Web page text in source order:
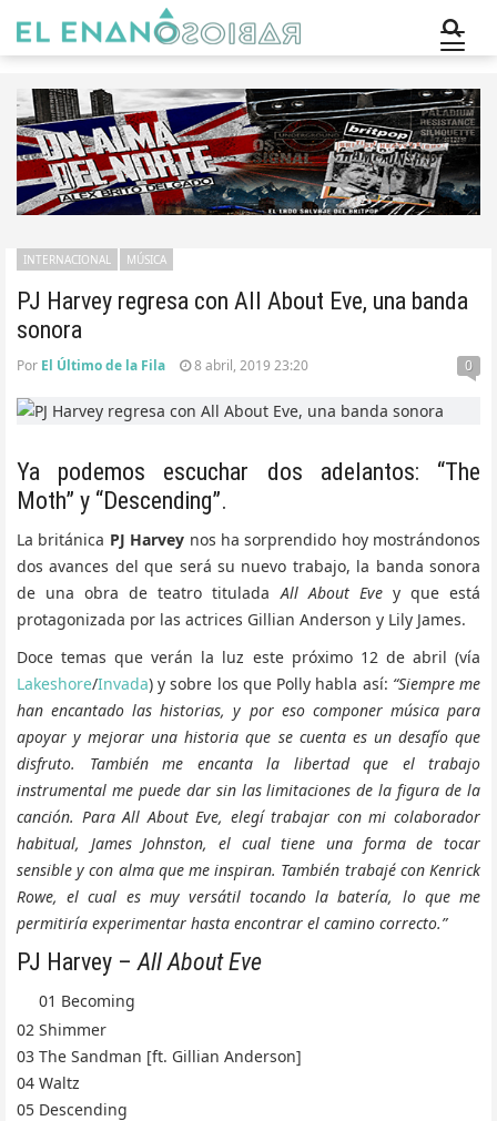
PJ Harvey regresa con All About Eve, una banda
sonora
INTERNACIONAL MÚSICA
Por El Último de la Fila 8 abril, 2019 23:20 0
Ya podemos escuchar dos adelantos: “The
Moth” y “Descending”.
La británica PJ Harvey nos ha sorprendido hoy mostrándonos
dos avances del que será su nuevo trabajo, la banda sonora
de una obra de teatro tituladaAll About Evey que está
protagonizada por las actrices Gillian Anderson y Lily James.
Doce temas que verán la luz este próximo 12 de abril (vía
Lakeshore/Invada) y sobre los que Polly habla así: “Siempre me
han encantado las historias, y por eso componer música para
apoyar y mejorar una historia que se cuenta es un desafío que
disfruto. También me encanta la libertad que el trabajo
instrumental me puede dar sin las limitaciones de la figura de la
canción. Para All About Eve, elegí trabajar con mi colaborador
habitual, James Johnston, el cual tiene una forma de tocar
sensible y con alma que me inspiran. También trabajé con Kenrick
Rowe, el cual es muy versátil tocando la batería, lo que me
permitiría experimentar hasta encontrar el camino correcto.”
PJ Harvey –All About Eve
01 Becoming
02 Shimmer
03 The Sandman [ft. Gillian Anderson]
04 Waltz
05 Descending